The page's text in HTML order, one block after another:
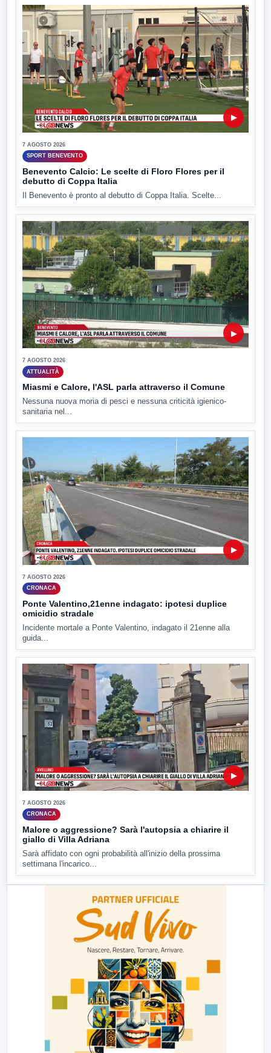
▶
7 AGOSTO 2026
SPORT BENEVENTO
Benevento Calcio: Le scelte di Floro Flores per il
debutto di Coppa Italia
Il Benevento è pronto al debutto di Coppa Italia. Scelte...
▶
7 AGOSTO 2026
ATTUALITÀ
Miasmi e Calore, l'ASL parla attraverso il Comune
Nessuna nuova moria di pesci e nessuna criticità igienico-
sanitaria nel...
▶
7 AGOSTO 2026
CRONACA
Ponte Valentino,21enne indagato: ipotesi duplice
omicidio stradale
Incidente mortale a Ponte Valentino, indagato il 21enne alla
guida...
▶
7 AGOSTO 2026
CRONACA
Malore o aggressione? Sarà l'autopsia a chiarire il
giallo di Villa Adriana
Sarà affidato con ogni probabilità all'inizio della prossima
settimana l'incarico...